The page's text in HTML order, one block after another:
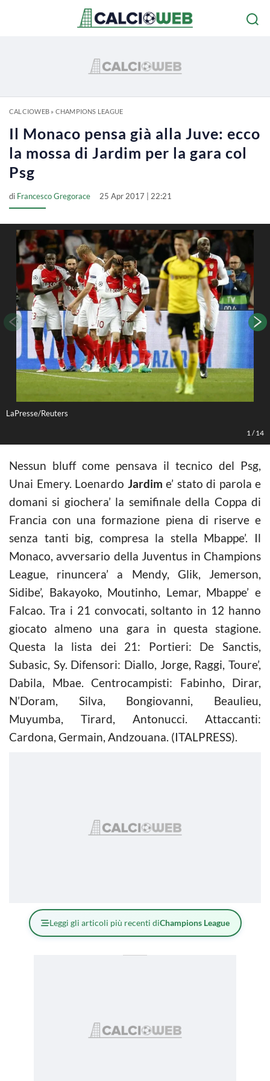
CALCIOWEB» CHAMPIONS LEAGUE
Il Monaco pensa già alla Juve: ecco
la mossa di Jardim per la gara col
Psg
di Francesco Gregorace 25 Apr 2017 | 22:21
LaPresse/Reuters
1 /14
Nessun bluff come pensava il tecnico del Psg,
Unai Emery. Loenardo Jardim e’ stato di parola e
domani si giochera’ la semifinale della Coppa di
Francia con una formazione piena di riserve e
senza tanti big, compresa la stella Mbappe’. Il
Monaco, avversario della Juventus in Champions
League, rinuncera’ a Mendy, Glik, Jemerson,
Sidibe’, Bakayoko, Moutinho, Lemar, Mbappe’ e
Falcao. Tra i 21 convocati, soltanto in 12 hanno
giocato almeno una gara in questa stagione.
Questa la lista dei 21: Portieri: De Sanctis,
Subasic, Sy. Difensori: Diallo, Jorge, Raggi, Toure’,
Dabila, Mbae. Centrocampisti: Fabinho, Dirar,
N’Doram, Silva, Bongiovanni, Beaulieu,
Muyumba, Tirard, Antonucci. Attaccanti:
Cardona, Germain, Andzouana. (ITALPRESS).
Leggi gli articoli più recenti diChampions League